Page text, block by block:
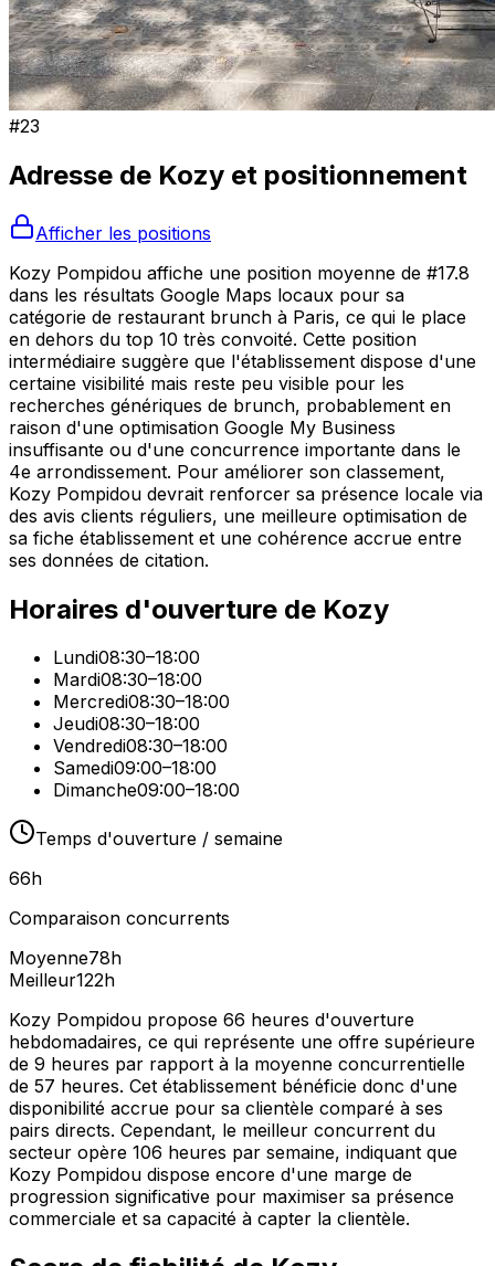
#23
Adresse de Kozy et positionnement
Afficher les positions
Kozy Pompidou affiche une position moyenne de #17.8
dans les résultats Google Maps locaux pour sa
catégorie de restaurant brunch à Paris, ce qui le place
en dehors du top 10 très convoité. Cette position
intermédiaire suggère que l'établissement dispose d'une
certaine visibilité mais reste peu visible pour les
recherches génériques de brunch, probablement en
raison d'une optimisation Google My Business
insuffisante ou d'une concurrence importante dans le
4e arrondissement. Pour améliorer son classement,
Kozy Pompidou devrait renforcer sa présence locale via
des avis clients réguliers, une meilleure optimisation de
sa fiche établissement et une cohérence accrue entre
ses données de citation.
Horaires d'ouverture de Kozy
Lundi08:30–18:00
Mardi08:30–18:00
Mercredi08:30–18:00
Jeudi08:30–18:00
Vendredi08:30–18:00
Samedi09:00–18:00
Dimanche09:00–18:00
Temps d'ouverture / semaine
66h
Comparaison concurrents
Moyenne78h
Meilleur122h
Kozy Pompidou propose 66 heures d'ouverture
hebdomadaires, ce qui représente une offre supérieure
de 9 heures par rapport à la moyenne concurrentielle
de 57 heures. Cet établissement bénéficie donc d'une
disponibilité accrue pour sa clientèle comparé à ses
pairs directs. Cependant, le meilleur concurrent du
secteur opère 106 heures par semaine, indiquant que
Kozy Pompidou dispose encore d'une marge de
progression significative pour maximiser sa présence
commerciale et sa capacité à capter la clientèle.